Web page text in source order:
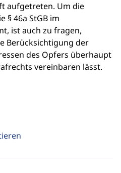
aufgetreten. Um die
§ 46a StGB im
ist auch zu fragen,
Berücksichtigung der
des Opfers überhaupt
vereinbaren lässt.